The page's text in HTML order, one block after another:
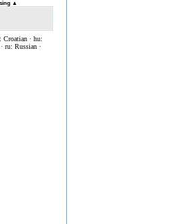
▲
Croatian · hu:
ru: Russian ·